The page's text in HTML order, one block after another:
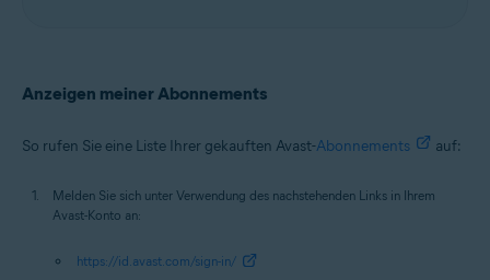
Anzeigen meiner Abonnements
So rufen Sie eine Liste Ihrer gekauften Avast-Abonnements auf:
Melden Sie sich unter Verwendung des nachstehenden Links in Ihrem
Avast-Konto an:
https://id.avast.com/sign-in/